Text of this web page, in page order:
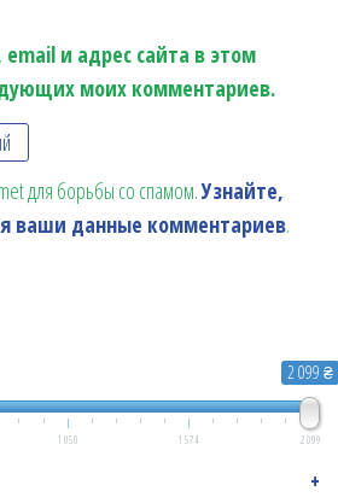
и адрес сайта в этом
моих комментариев.
для борьбы со спамом.Узнайте,
ваши данные комментариев.
2 099 ₴
1 050 1 574 2 099
+